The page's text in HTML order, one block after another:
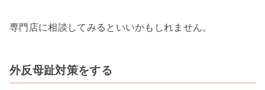
専門店に相談してみるといいかもしれません。
外反母趾対策をする